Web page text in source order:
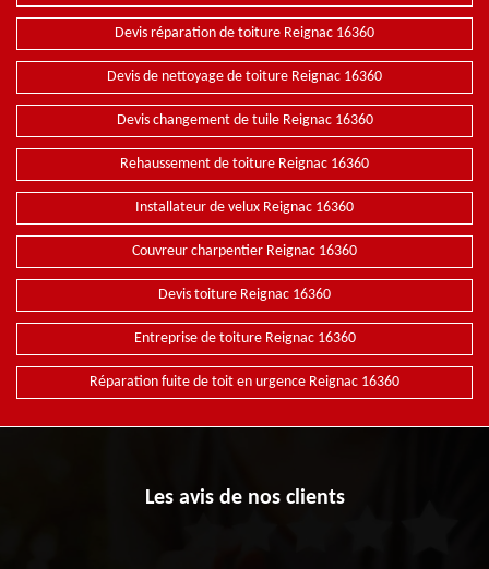
Devis réparation de toiture Reignac 16360
Devis de nettoyage de toiture Reignac 16360
Devis changement de tuile Reignac 16360
Rehaussement de toiture Reignac 16360
Installateur de velux Reignac 16360
Couvreur charpentier Reignac 16360
Devis toiture Reignac 16360
Entreprise de toiture Reignac 16360
Réparation fuite de toit en urgence Reignac 16360
Les avis de nos clients